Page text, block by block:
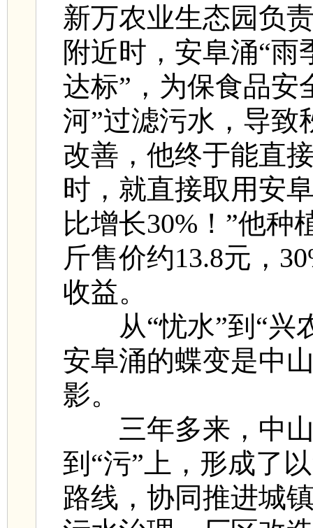
新万农业生态园负
附近时，安阜涌“
达标”，为保食品安
河”过滤污水，导致
改善，他终于能直
时，就直接取用安
比增长30%！”他种
斤售价约13.8元，
收益。
从“忧水”到“兴
安阜涌的蝶变是中
影。
三年多来，中
到“污”上，形成了
路线，协同推进城